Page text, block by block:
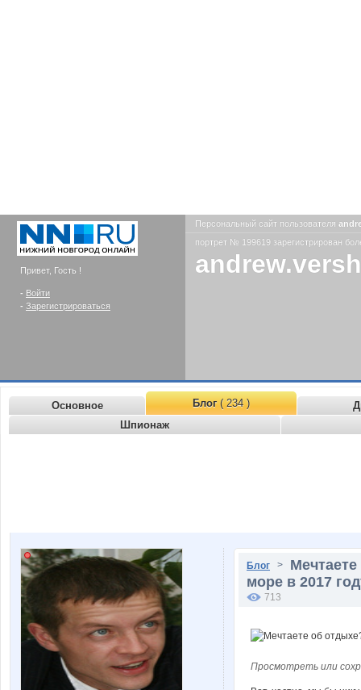
Привет, Гость !
- Войти
- Зарегистрироваться
Персональный сайт пользователя
портрет № 199619 зарегистрирован
Основное Блог( 234 )
Шпионаж
Блог >
море в 2017
713
Просмотреть или